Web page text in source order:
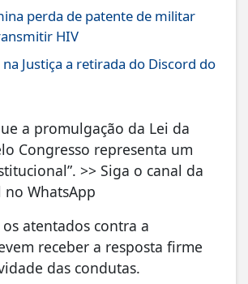
perda de patente de militar
HIV
Justiça a retirada do Discord do
a promulgação da Lei da
Congresso representa um
>> Siga o canal da
no WhatsApp
atentados contra a
receber a resposta firme
das condutas.